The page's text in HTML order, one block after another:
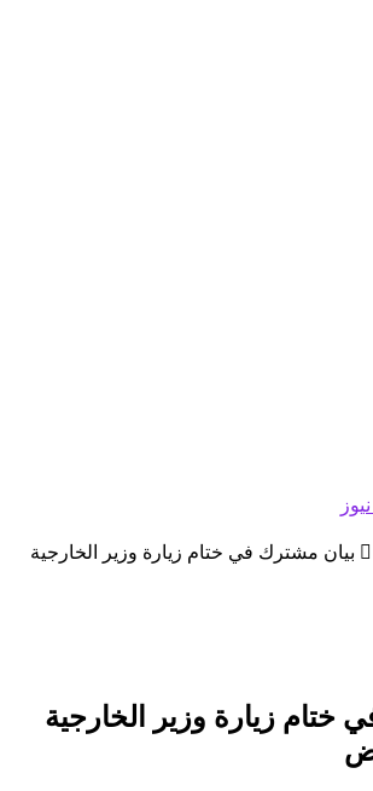
بيان مشترك في ختام زيارة وزير الخارجية
ختام زيارة وزير الخارجية